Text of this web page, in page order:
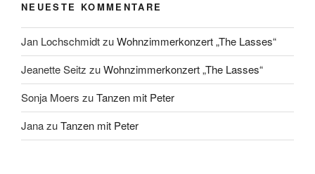
NEUESTE KOMMENTARE
Jan LochschmidtzuWohnzimmerkonzert „The Lasses“
Jeanette Seitz zuWohnzimmerkonzert „The Lasses“
Sonja Moers zuTanzen mit Peter
JanazuTanzen mit Peter